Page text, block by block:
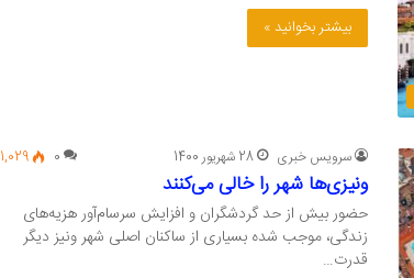
بیشتر بخوانید »
سرویس خبری 28 شهریور 1400 0
1,029
ونیزی‌ها شهر را خالی می‌کنند
حضور بیش از حد گردشگران و افزایش سرسام‌آور هزیه‌های
زندگی، موجب شده بسیاری از ساکنان اصلی شهر ونیز دیگر
قدرت…